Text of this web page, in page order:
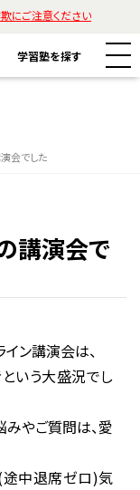
にご注意ください
学習塾を探す
会でした
講演会で
ン講演会は、
いう大盛況でし
やご質問は、愛
(途中退席ゼロ)気